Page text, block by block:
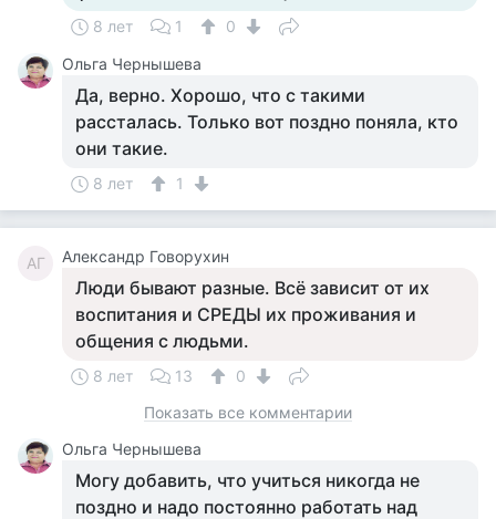
8 лет 1
0
Ольга Чернышева
Да, верно. Хорошо, что с такими
рассталась. Только вот поздно поняла, кто
они такие.
8 лет 1
АГ Александр Говорухин
Люди бывают разные. Всё зависит от их
воспитания и СРЕДЫ их проживания и
общения с людьми.
8 лет 13
0
Показать все комментарии
Ольга Чернышева
Могу добавить, что учиться никогда не
поздно и надо постоянно работать над